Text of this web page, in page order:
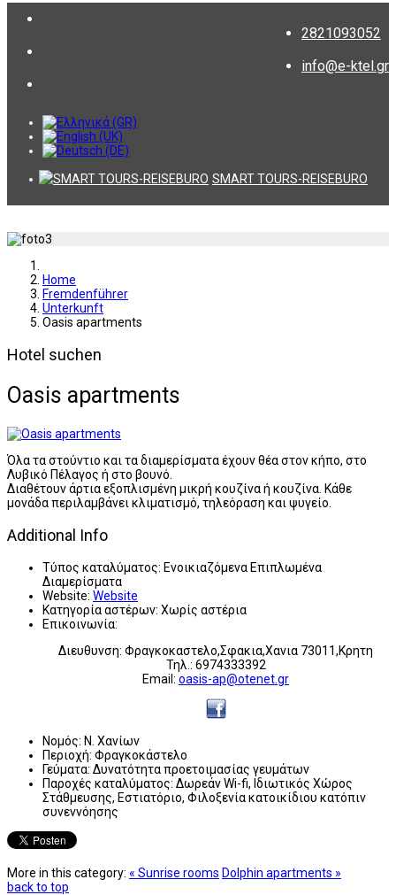
2821093052
info@e-ktel.gr
SMART TOURS-REISEBURO
Home
Fremdenführer
Unterkunft
Oasis apartments
Hotel suchen
Oasis apartments
Όλα τα στούντιο και τα διαμερίσματα έχουν θέα στον κήπο, στο
Λυβικό Πέλαγος ή στο βουνό.
Διαθέτουν άρτια εξοπλισμένη μικρή κουζίνα ή κουζίνα. Κάθε
μονάδα περιλαμβάνει κλιματισμό, τηλεόραση και ψυγείο.
Additional Info
Τύπος καταλύματος: Ενοικιαζόμενα Επιπλωμένα
Διαμερίσματα
Website: Website
Κατηγορία αστέρων: Χωρίς αστέρια
Επικοινωνία:
Διευθυνση: Φραγκοκαστελο,Σφακια,Χανια 73011,Κρητη
Τηλ.: 6974333392
Email: oasis-ap@otenet.gr
Νομός: Ν. Χανίων
Περιοχή: Φραγκοκάστελο
Γεύματα: Δυνατότητα προετοιμασίας γευμάτων
Παροχές καταλύματος: Δωρεάν Wi-fi, Ιδιωτικός Χώρος
Στάθμευσης, Εστιατόριο, Φιλοξενία κατοικίδιου κατόπιν
συνεννόησης
More in this category: « Sunrise rooms Dolphin apartments »
back to top